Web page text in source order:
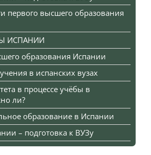
первого высшего образования
ИСПАНИИ
образования Испании
в испанских вузах
в процессе учёбы в
ли?
образование в Испании
– подготовка к ВУЗу